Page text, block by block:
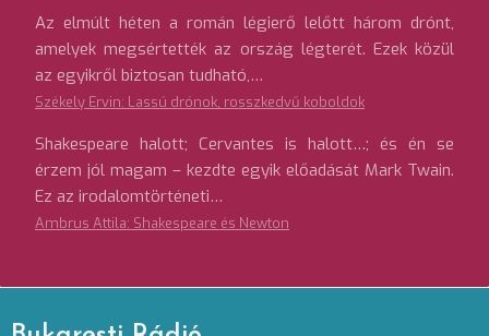
Az elmúlt héten a román légierő lelőtt három drónt,
amelyek megsértették az ország légterét. Ezek közül
az egyikről biztosan tudható,…
Székely Ervin: Lassú drónok, rosszkedvű koboldok
Shakespeare halott; Cervantes is halott…; és én se
érzem jól magam – kezdte egyik előadását Mark Twain.
Ez az irodalomtörténeti…
Ambrus Attila: Shakespeare és Newton